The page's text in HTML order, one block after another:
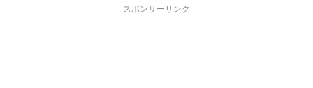
スポンサーリンク